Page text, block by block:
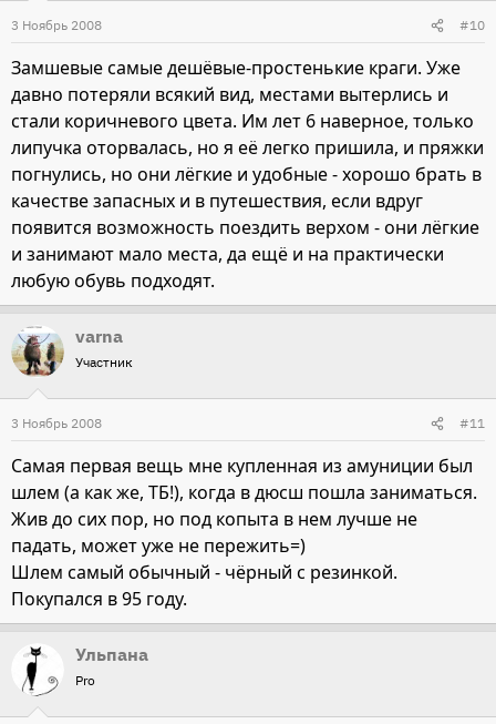
3 Ноябрь 2008 #10
Замшевые самые дешёвые-простенькие краги. Уже
давно потеряли всякий вид, местами вытерлись и
стали коричневого цвета. Им лет 6 наверное, только
липучка оторвалась, но я её легко пришила, и пряжки
погнулись, но они лёгкие и удобные - хорошо брать в
качестве запасных и в путешествия, если вдруг
появится возможность поездить верхом - они лёгкие
и занимают мало места, да ещё и на практически
любую обувь подходят.
varna
Участник
3 Ноябрь 2008 #11
Самая первая вещь мне купленная из амуниции был
шлем (а как же, ТБ!), когда в дюсш пошла заниматься.
Жив до сих пор, но под копыта в нем лучше не
падать, может уже не пережить=)
Шлем самый обычный - чёрный с резинкой.
Покупался в 95 году.
Ульпана
Pro